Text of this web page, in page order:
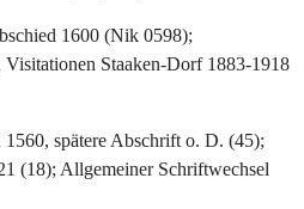
1600 (Nik 0598);
Staaken-Dorf 1883-1918
spätere Abschrift o. D. (45);
(18); Allgemeiner Schriftwechsel